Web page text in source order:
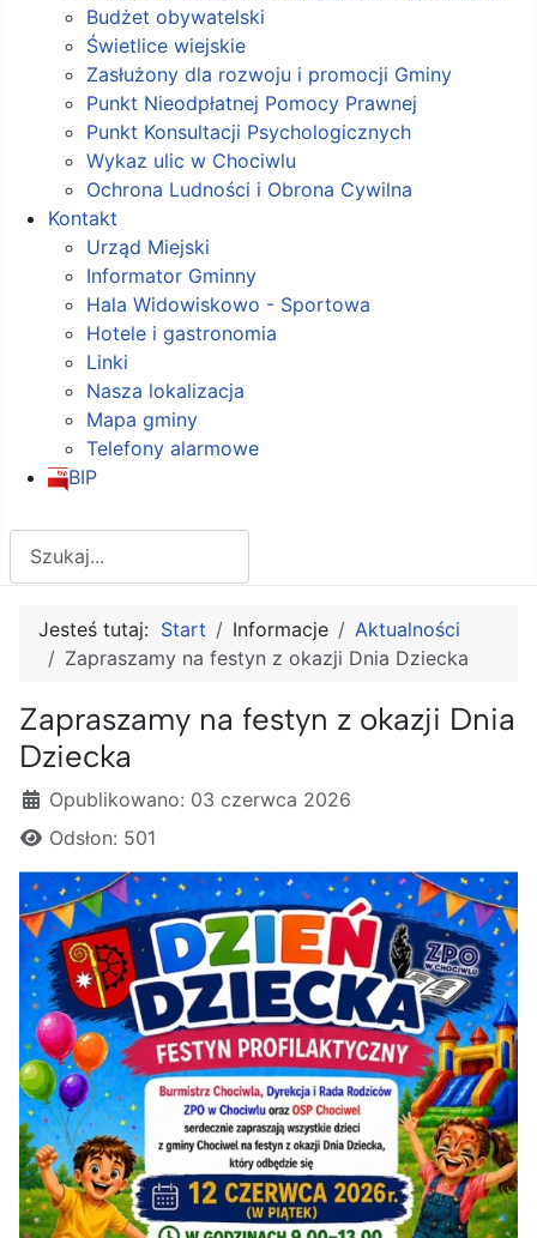
Budżet obywatelski
Świetlice wiejskie
Zasłużony dla rozwoju i promocji Gminy
Punkt Nieodpłatnej Pomocy Prawnej
Punkt Konsultacji Psychologicznych
Wykaz ulic w Chociwlu
Ochrona Ludności i Obrona Cywilna
Kontakt
Urząd Miejski
Informator Gminny
Hala Widowiskowo - Sportowa
Hotele i gastronomia
Linki
Nasza lokalizacja
Mapa gminy
Telefony alarmowe
BIP
Jesteś tutaj: Start Informacje
Aktualności
Zapraszamy na festyn z okazji Dnia Dziecka
Zapraszamy na festyn z okazji Dnia
Dziecka
Szczegóły
Opublikowano: 03 czerwca 2026
Odsłon: 501